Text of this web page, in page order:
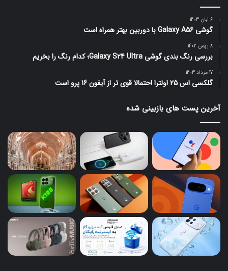
6 آبان 1403
گوشی Galaxy A56 با دوربین بهتر همراه است
8 بهمن 1402
بررسی رنگ بندی گوشی Galaxy S24 Ultra؛ کدام رنگ را بخریم
17 مرداد 1403
گلکسی اس 25 اولترا احتمالا قوی تر از آیفون 16 پرو است
آخرین پست های بازبینی شده